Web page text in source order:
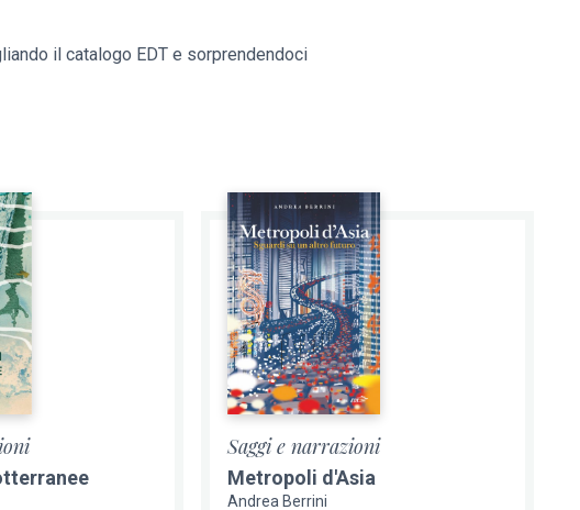
il catalogo EDT e sorprendendoci
Saggi e narrazioni
Metropoli d'Asia
Andrea Berrini